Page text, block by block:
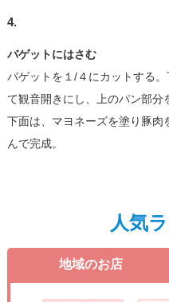
4.
バゲットにはさむ
バゲットを１/４にカットする
て観音開きにし、上のパン部分
下面は、マヨネーズを塗り豚肉
んで完成。
人気
地域のお店